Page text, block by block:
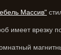
Массив"
имеет врезку